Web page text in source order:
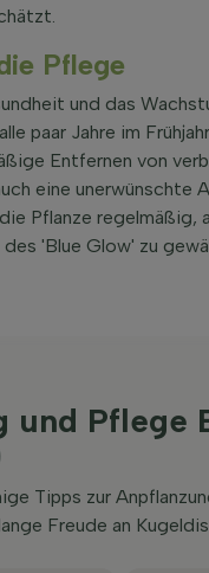
Pflege
und das
paar Jahre im
Entfernen von
eine unerwünschte
Pflanze regelmäßig,
'Blue Glow' zu
und Pflege
Tipps zur
Freude an